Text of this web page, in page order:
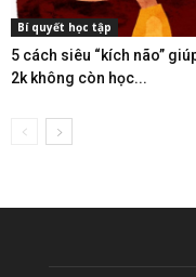
Bí quyết học tập
5 cách siêu “kích não”
2k không còn học...